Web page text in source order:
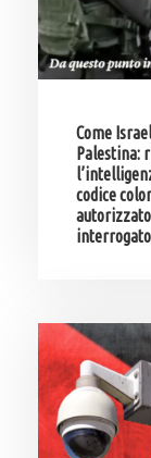
Come
Palestina:
codice